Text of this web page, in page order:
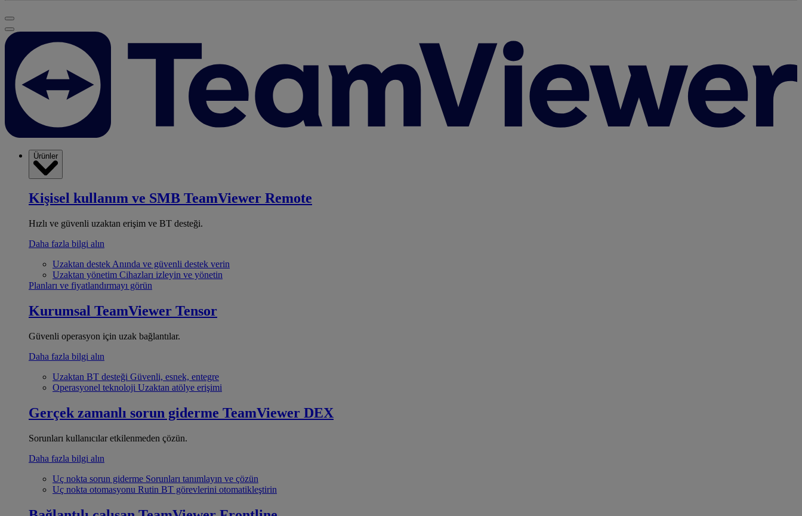
Ürünler
Kişisel kullanım ve SMB TeamViewer Remote
Hızlı ve güvenli uzaktan erişim ve BT desteği.
Daha fazla bilgi alın
Uzaktan destek Anında ve güvenli destek verin
Uzaktan yönetim Cihazları izleyin ve yönetin
Planları ve fiyatlandırmayı görün
Kurumsal TeamViewer Tensor
Güvenli operasyon için uzak bağlantılar.
Daha fazla bilgi alın
Uzaktan BT desteği Güvenli, esnek, entegre
Operasyonel teknoloji Uzaktan atölye erişimi
Gerçek zamanlı sorun giderme TeamViewer DEX
Sorunları kullanıcılar etkilenmeden çözün.
Daha fazla bilgi alın
Uç nokta sorun giderme Sorunları tanımlayın ve çözün
Uç nokta otomasyonu Rutin BT görevlerini otomatikleştirin